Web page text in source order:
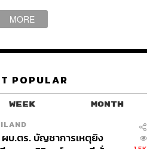
MORE
POPULAR
WEEK MONTH
ผบ.ตร. บัญชาการเหตุยิง